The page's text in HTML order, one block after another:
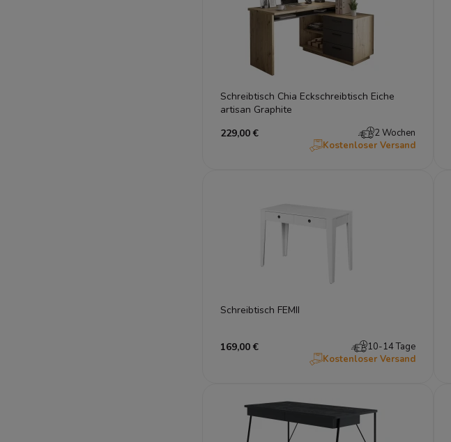
Schreibtisch Chia Eckschreibtisch Eiche
artisan Graphite
229,00 €
2 Wochen
Kostenloser Versand
Schreibtisch FEMII
169,00 €
10-14 Tage
Kostenloser Versand